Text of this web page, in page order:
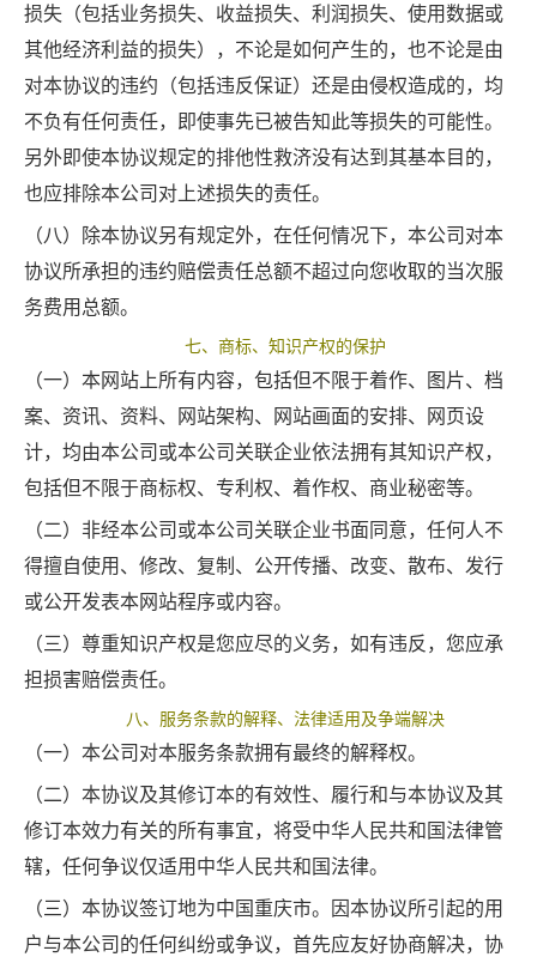
损失（包括业务损失、收益损失、利润损失、使用数据或
其他经济利益的损失），不论是如何产生的，也不论是由
对本协议的违约（包括违反保证）还是由侵权造成的，均
不负有任何责任，即使事先已被告知此等损失的可能性。
另外即使本协议规定的排他性救济没有达到其基本目的，
也应排除本公司对上述损失的责任。
（八）除本协议另有规定外，在任何情况下，本公司对本
协议所承担的违约赔偿责任总额不超过向您收取的当次服
务费用总额。
七、商标、知识产权的保护
（一）本网站上所有内容，包括但不限于着作、图片、档
案、资讯、资料、网站架构、网站画面的安排、网页设
计，均由本公司或本公司关联企业依法拥有其知识产权，
包括但不限于商标权、专利权、着作权、商业秘密等。
（二）非经本公司或本公司关联企业书面同意，任何人不
得擅自使用、修改、复制、公开传播、改变、散布、发行
或公开发表本网站程序或内容。
（三）尊重知识产权是您应尽的义务，如有违反，您应承
担损害赔偿责任。
八、服务条款的解释、法律适用及争端解决
（一）本公司对本服务条款拥有最终的解释权。
（二）本协议及其修订本的有效性、履行和与本协议及其
修订本效力有关的所有事宜，将受中华人民共和国法律管
辖，任何争议仅适用中华人民共和国法律。
（三）本协议签订地为中国重庆市。因本协议所引起的用
户与本公司的任何纠纷或争议，首先应友好协商解决，协